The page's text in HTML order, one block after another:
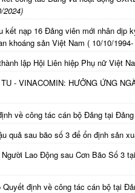
2024)
kết nạp 16 Đảng viên mới nhân dịp
khoáng sản Việt Nam ( 10/10/
lập Hội Liên hiệp Phụ nữ Việt
- VINACOMIN: HƯỞNG ỨNG
về công tác cán bộ Đảng tại
quả sau bão số 3 để ổn định sản
Lao Động sau Cơn Bão Số 3
định về công tác cán bộ tại